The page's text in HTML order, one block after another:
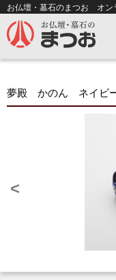
お仏壇・墓石のまつお オン
夢殿 かのん ネイビ
<